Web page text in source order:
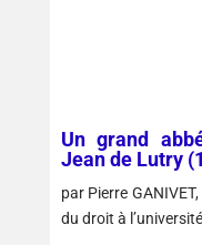
Un grand
Jean de Lutry
par Pierre
du droit à